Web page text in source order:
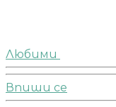
Любими
Впиши се